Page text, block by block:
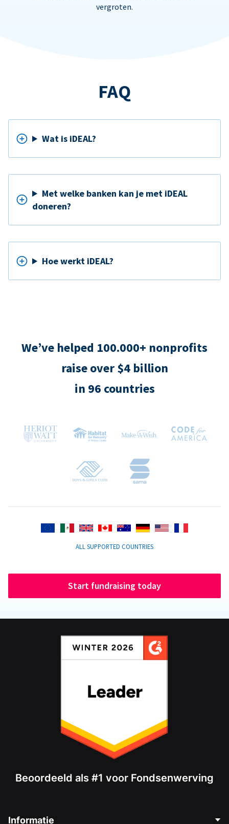
vergroten.
FAQ
Wat is iDEAL?
Met welke banken kan je met iDEAL
doneren?
Hoe werkt iDEAL?
We’ve helped 100.000+ nonprofits
raise over $4 billion
in 96 countries
ALL SUPPORTED COUNTRIES
Start fundraising today
Beoordeeld als #1 voor Fondsenwerving
Informatie